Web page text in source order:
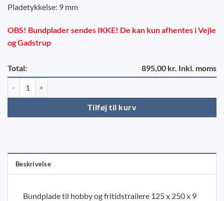
Pladetykkelse: 9 mm
OBS! Bundplader sendes IKKE! De kan kun afhentes i Vejle
og Gadstrup
Total: 895,00 kr. Inkl. moms
Tilføj til kurv
Beskrivelse
Bundplade til hobby og fritidstrailere 125 x 250 x 9